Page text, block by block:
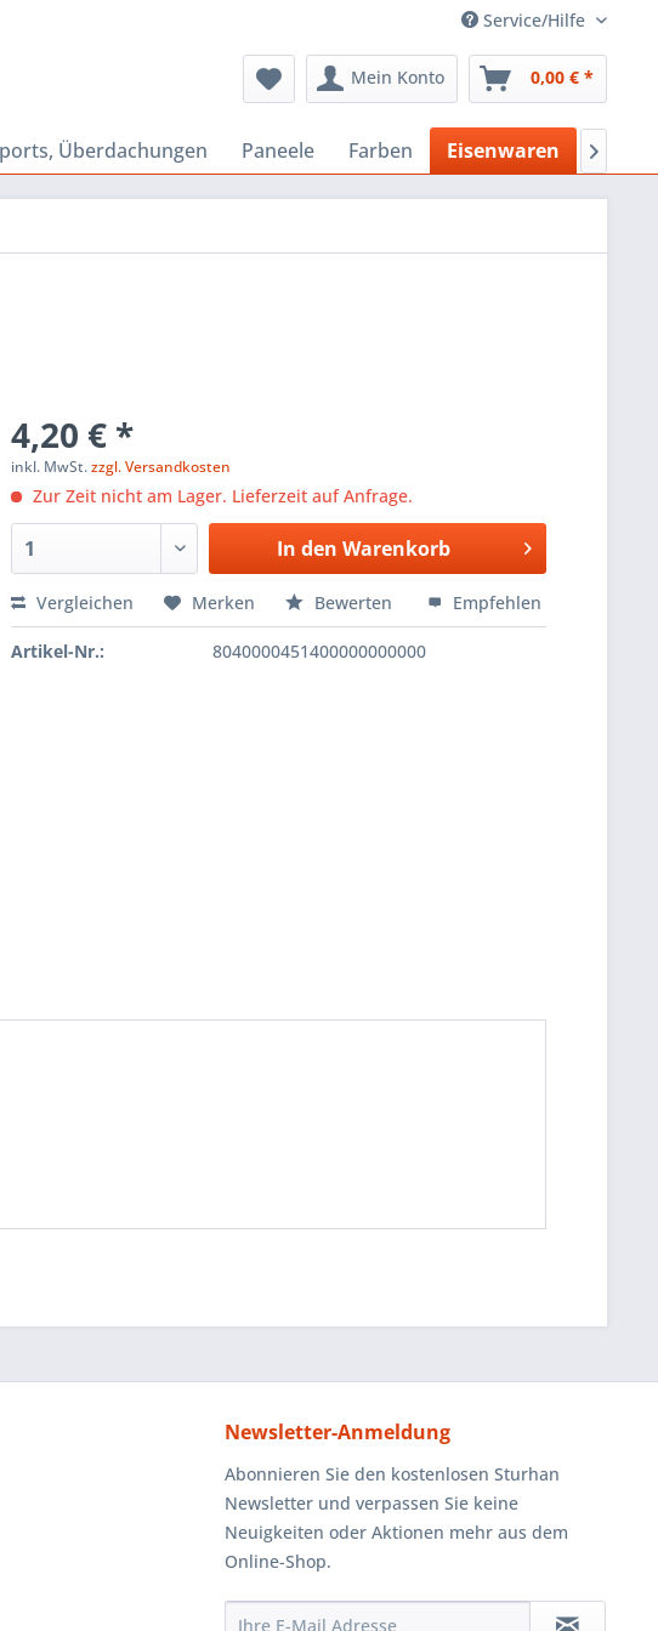
Service/Hilfe
Mein Konto 0,00 € *
Überdachungen Paneele Farben Eisenwaren 
4,20 € *
inkl. MwSt.zzgl. Versandkosten
Zur Zeit nicht am Lager. Lieferzeit auf Anfrage.
In den Warenkorb
Vergleichen Merken Bewerten Empfehlen
Artikel-Nr.: 8040000451400000000000
Newsletter-Anmeldung
Abonnieren Sie den kostenlosen Sturhan
Newsletter und verpassen Sie keine
Neuigkeiten oder Aktionen mehr aus dem
Online-Shop.